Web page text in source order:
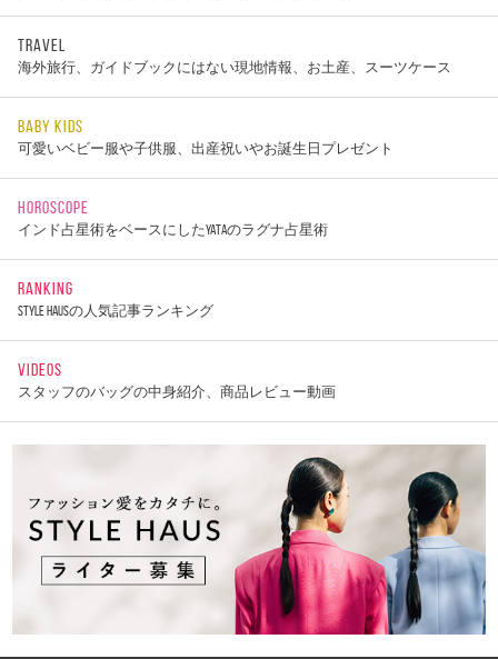
TRAVEL
海外旅行、ガイドブックにはない現地情報、お土産、スーツケース
BABY KIDS
可愛いベビー服や子供服、出産祝いやお誕生日プレゼント
HOROSCOPE
インド占星術をベースにしたYATAのラグナ占星術
RANKING
STYLE HAUSの人気記事ランキング
VIDEOS
スタッフのバッグの中身紹介、商品レビュー動画